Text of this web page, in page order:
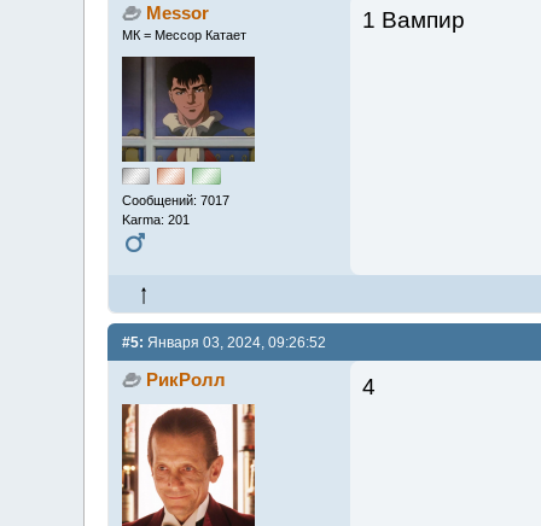
Messor
МК = Мессор Катает
Сообщений: 7017
Karma: 201
1 Вампир
#5: Января 03, 2024, 09:26:52
РикРолл 4